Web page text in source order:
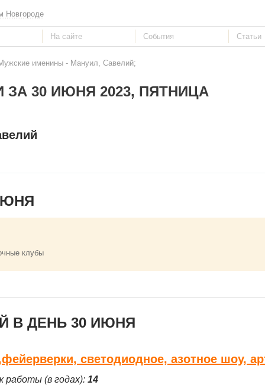
Новгороде
именины - Мануил, Савелий;
ЗА 30 ИЮНЯ 2023, ПЯТНИЦА
клубы
В ДЕНЬ 30 ИЮНЯ
светодиодное, азотное шоу,
работы (в годах): 14